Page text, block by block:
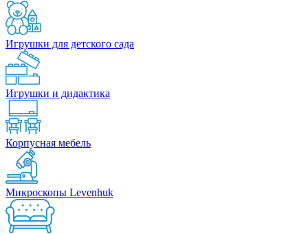
Игрушки для детского сада
Игрушки и дидактика
Корпусная мебель
Микроскопы Levenhuk